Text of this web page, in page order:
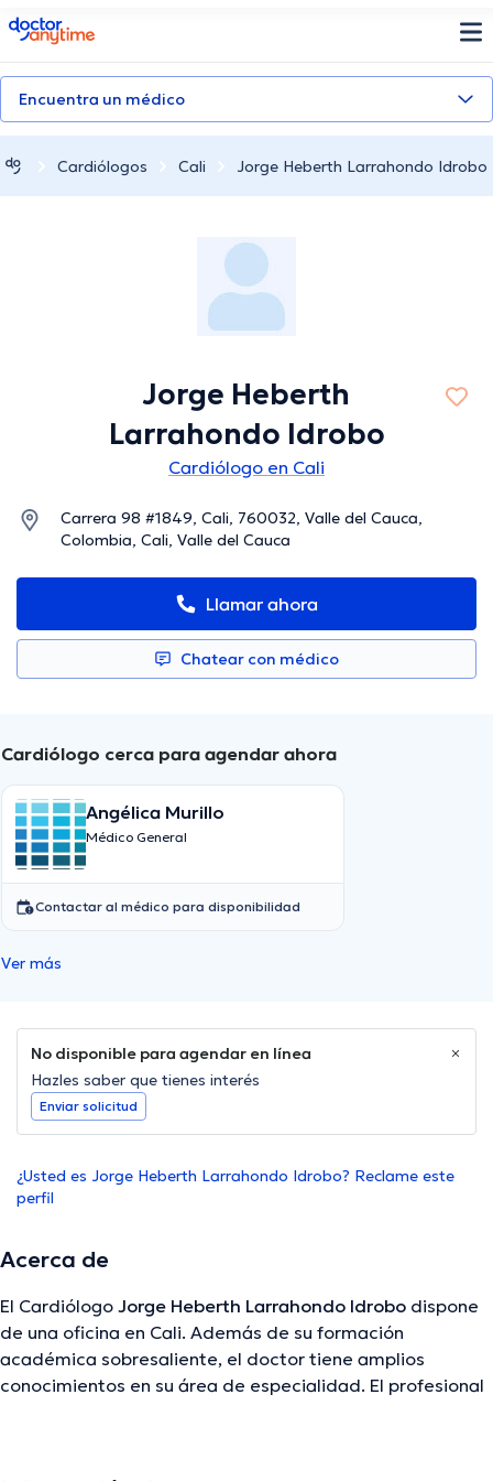
doctoranytime
Encuentra un médico
Cardiólogos Cali Jorge Heberth Larrahondo Idrobo
Jorge Heberth
Larrahondo Idrobo
Cardiólogo en Cali
Carrera 98 #1849, Cali, 760032, Valle del Cauca,
Colombia, Cali, Valle del Cauca
Llamar ahora
Chatear con médico
Cardiólogo cerca para agendar ahora
Angélica Murillo
Médico General
Contactar al médico para disponibilidad
Ver más
No disponible para agendar en línea
Hazles saber que tienes interés
Enviar solicitud
¿Usted es Jorge Heberth Larrahondo Idrobo? Reclame este
perfil
Acerca de
El Cardiólogo Jorge Heberth Larrahondo Idrobo dispone
de una oficina en Cali. Además de su formación
académica sobresaliente, el doctor tiene amplios
conocimientos en su área de especialidad. El profesional